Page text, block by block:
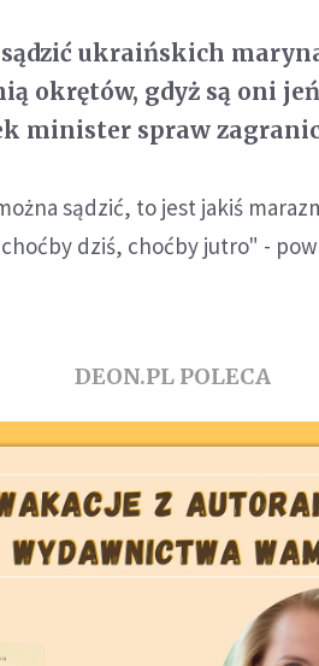
ukraińskich
okrętów, gdyż są oni
minister spraw
sądzić, to jest jakiś
dziś, choćby jutro" -
DEON.PL POLECA